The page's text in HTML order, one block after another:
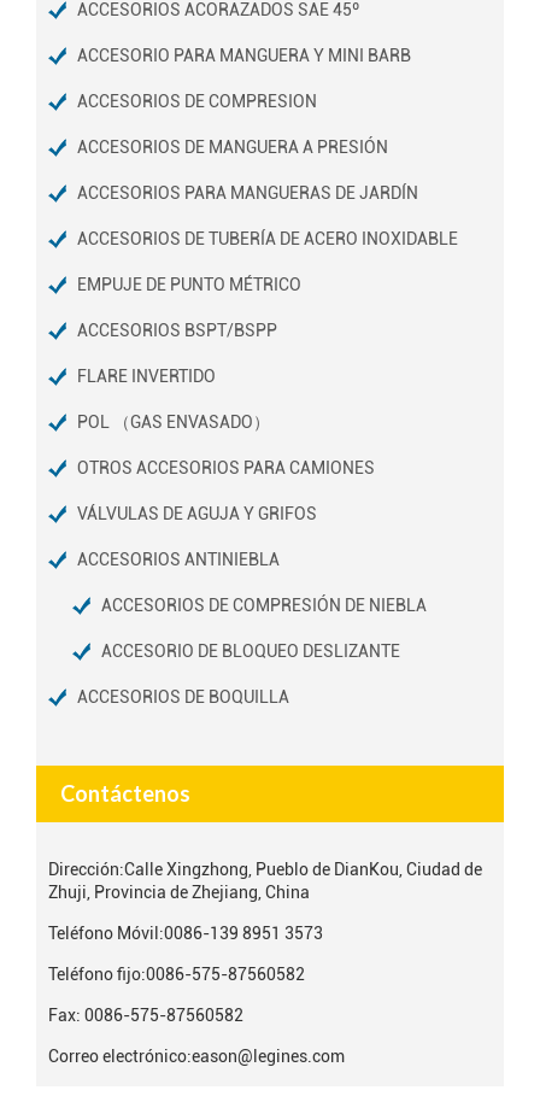
ACCESORIOS ACORAZADOS SAE 45º
ACCESORIO PARA MANGUERA Y MINI BARB
ACCESORIOS DE COMPRESION
ACCESORIOS DE MANGUERA A PRESIÓN
ACCESORIOS PARA MANGUERAS DE JARDÍN
ACCESORIOS DE TUBERÍA DE ACERO INOXIDABLE
EMPUJE DE PUNTO MÉTRICO
ACCESORIOS BSPT/BSPP
FLARE INVERTIDO
POL （GAS ENVASADO）
OTROS ACCESORIOS PARA CAMIONES
VÁLVULAS DE AGUJA Y GRIFOS
ACCESORIOS ANTINIEBLA
ACCESORIOS DE COMPRESIÓN DE NIEBLA
ACCESORIO DE BLOQUEO DESLIZANTE
ACCESORIOS DE BOQUILLA
Contáctenos
Dirección:Calle Xingzhong, Pueblo de DianKou, Ciudad de
Zhuji, Provincia de Zhejiang, China
Teléfono Móvil:0086-139 8951 3573
Teléfono fijo:0086-575-87560582
Fax: 0086-575-87560582
Correo electrónico:eason@legines.com